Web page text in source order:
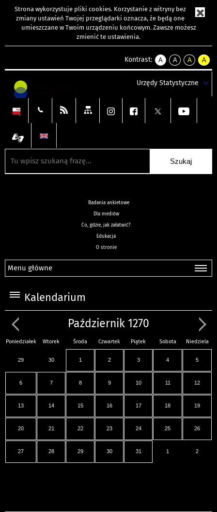
Strona wykorzystuje pliki cookies. Korzystanie z witryny bez
zmiany ustawień Twojej przeglądarki oznacza, że będą one
umieszczane w Twoim urządzeniu końcowym. Zawsze możesz
zmienić te ustawienia.
Kontrast:
A
kontrast
A
kontrast
tekst
czarnym
A
kontrast
tekst
czarnym
A
tekst
żółtym
Urzędy Statystyczne
Badania ankietowe
Dla mediów
Co, gdzie, jak załatwić?
Edukacja
O stronie
Menu główne
Kalendarium
Październik 1270
Poniedziałek Wtorek Środa Czwartek Piątek Sobota Niedziela
29 30 1 2 3 4 5
6 7 8 9 10 11 12
13 14 15 16 17 18 19
20 21 22 23 24 25 26
27 28 29 30 31 1 2